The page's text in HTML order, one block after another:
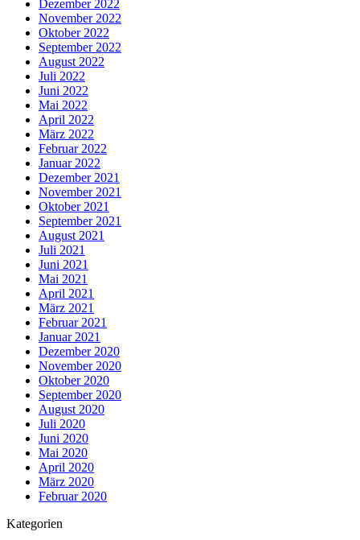
Dezember 2022
November 2022
Oktober 2022
September 2022
August 2022
Juli 2022
Juni 2022
Mai 2022
April 2022
März 2022
Februar 2022
Januar 2022
Dezember 2021
November 2021
Oktober 2021
September 2021
August 2021
Juli 2021
Juni 2021
Mai 2021
April 2021
März 2021
Februar 2021
Januar 2021
Dezember 2020
November 2020
Oktober 2020
September 2020
August 2020
Juli 2020
Juni 2020
Mai 2020
April 2020
März 2020
Februar 2020
Kategorien